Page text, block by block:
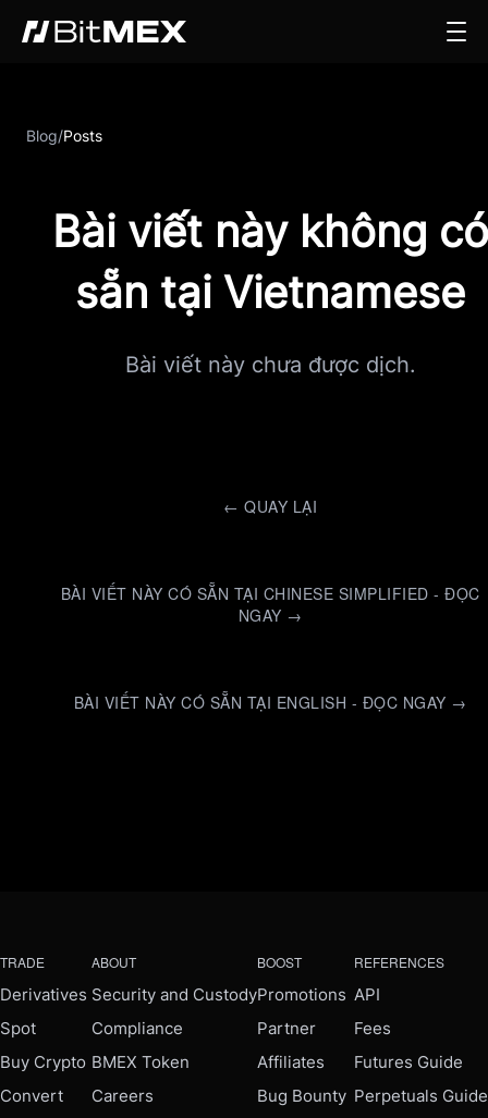
Blog/Posts
Bài viết này không có
sẵn tại Vietnamese
Bài viết này chưa được dịch.
← QUAY LẠI
BÀI VIẾT NÀY CÓ SẴN TẠI CHINESE SIMPLIFIED - ĐỌC
NGAY →
BÀI VIẾT NÀY CÓ SẴN TẠI ENGLISH - ĐỌC NGAY →
TRADE
Derivatives
Spot
Buy Crypto
Convert
ABOUT
Security and Custody
Compliance
BMEX Token
Careers
BOOST
Promotions
Partner
Affiliates
Bug Bounty
REFERENCES
API
Fees
Futures Guide
Perpetuals Guide